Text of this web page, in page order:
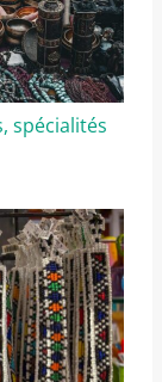
spécialités